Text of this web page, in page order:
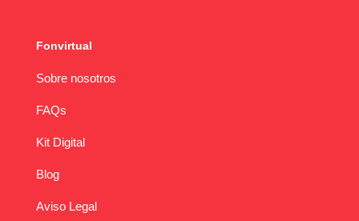
Fonvirtual
Sobre nosotros
FAQs
Kit Digital
Blog
Aviso Legal